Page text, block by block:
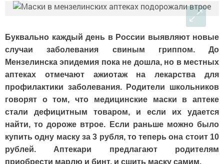
Буквально каждый день в России выявляют новые
случаи заболевания свиным гриппом. До
Мензелинска эпидемия пока не дошла, но в местных
аптеках отмечают ажиотаж на лекарства для
профилактики заболевания. Родители школьников
говорят о том, что медицинские маски в аптеке
стали дефицитным товаром, и если их удается
найти, то дороже втрое. Если раньше можно было
купить одну маску за 3 рубля, то теперь она стоит 10
рублей. Аптекари предлагают родителям
приобрести марлю и бинт, и сшить маску самим.